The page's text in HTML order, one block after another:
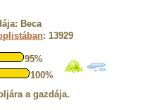
Beca
: 13929
95%
100%
a gazdája.